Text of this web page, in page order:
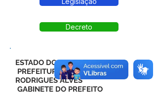
Decreto
ESTADO DO ACRE
PREFEITURA MUNICIPAL DE
RODRIGUES ALVES
GABINETE DO PREFEITO